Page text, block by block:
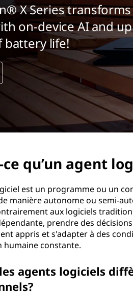
X Series
on-device AI and
battery life!
ce qu’un agent
est un programme ou un
manière autonome ou semi-
aux logiciels
prendre des
appris et s'adapter à des
humaine constante.
agents logiciels